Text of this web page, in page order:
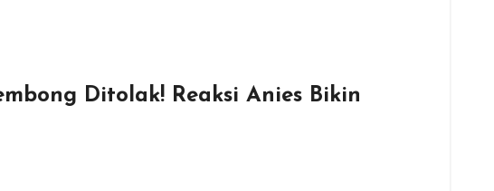
Ditolak! Reaksi Anies Bikin